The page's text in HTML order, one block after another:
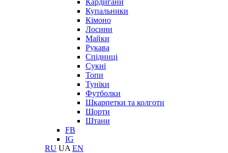
Кардигани
Купальники
Кімоно
Лосини
Майки
Рукава
Спідниці
Сукні
Топи
Туніки
Футболки
Шкарпетки та колготи
Шорти
Штани
FB
IG
RU UA EN